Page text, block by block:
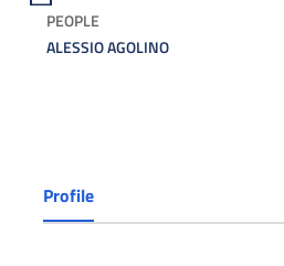
PEOPLE
ALESSIO AGOLINO
Profile